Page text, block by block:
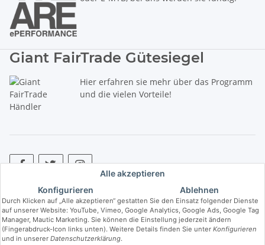
Alle akzeptieren
Konfigurieren
Ablehnen
Durch Klicken auf „Alle akzeptieren“ gestatten Sie den Einsatz folgender Dienste
auf unserer Website: YouTube, Vimeo, Google Analytics, Google Ads, Google Tag
Manager, Mautic Marketing. Sie können die Einstellung jederzeit ändern
(Fingerabdruck-Icon links unten). Weitere Details finden Sie unter Konfigurieren
und in unserer Datenschutzerklärung.
Giant FairTrade Gütesiegel
Hier erfahren sie mehr über das Programm
und die vielen Vorteile!
* Alle Preise inkl. gesetzlicher USt., zzgl.
. ** Hierbei handelt es
sich um die unverbindliche Preisempfehlung des Herstellers (kurz UVP).
© Copyright © 2017 bis 2025 bike-store de Vertriebs GmbH - Der Radladen